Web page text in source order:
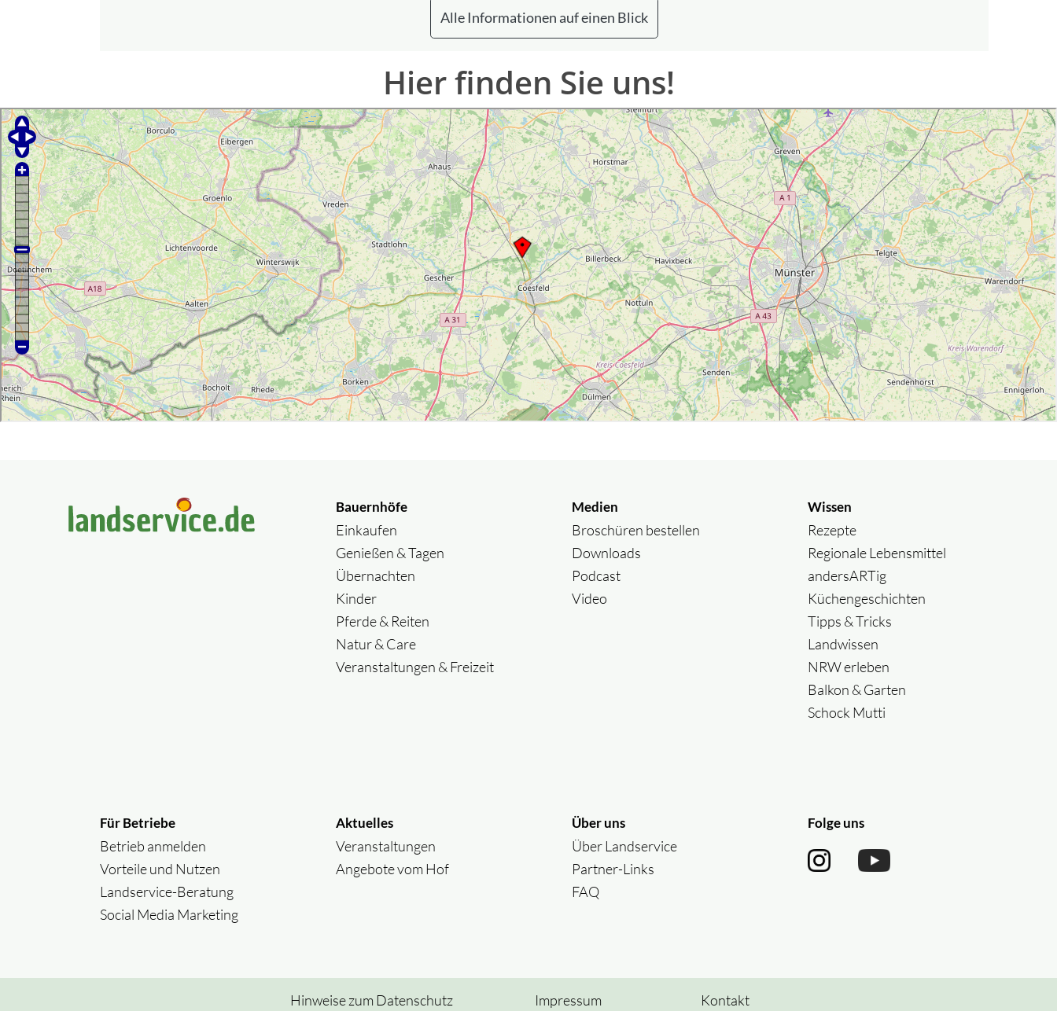
Alle Informationen auf einen Blick
Hier finden Sie uns!
Bauernhöfe
Einkaufen
Genießen & Tagen
Übernachten
Kinder
Pferde & Reiten
Natur & Care
Veranstaltungen & Freizeit
Medien
Broschüren bestellen
Downloads
Podcast
Video
Wissen
Rezepte
Regionale Lebensmittel
andersARTig
Küchengeschichten
Tipps & Tricks
Landwissen
NRW erleben
Balkon & Garten
Schock Mutti
Für Betriebe
Betrieb anmelden
Vorteile und Nutzen
Landservice-Beratung
Social Media Marketing
Aktuelles
Veranstaltungen
Angebote vom Hof
Über uns
Über Landservice
Partner-Links
FAQ
Folge uns
Hinweise zum Datenschutz Impressum Kontakt